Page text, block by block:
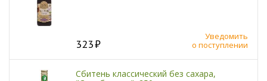
323
Уведомить
о поступлении
Сбитень классический без сахара,